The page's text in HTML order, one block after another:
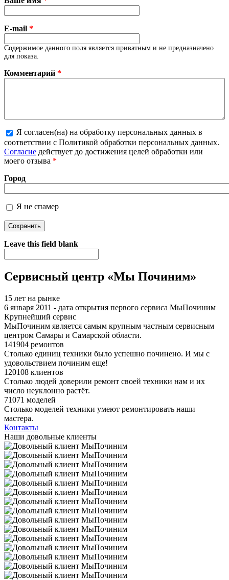
E-mail *
Содержимое данного поля является приватным и не предназначено
для показа.
Комментарий *
Более подробная информация о текстовых форматах
Я согласен(на) на обработку персональных данных в
соответствии с Политикой обработки персональных данных.
Согласие действует до достижения целей обработки или
моего отзыва *
Город
Я не спамер
Я спамер
Leave this field blank
Сервисный центр «Мы Починим»
15 лет на рынке
6 января 2011 - дата открытия первого сервиса МыПочиним
Крупнейший сервис
МыПочиним является самым крупным частным сервисным
центром Самары и Самарской области.
141904 ремонтов
Столько единиц техники было успешно починено. И мы с
удовольствием починим еще!
120108 клиентов
Столько людей доверили ремонт своей техники нам и их
число неуклонно растёт.
71071 моделей
Столько моделей техники умеют ремонтировать наши
мастера.
Контакты
Наши довольные клиенты